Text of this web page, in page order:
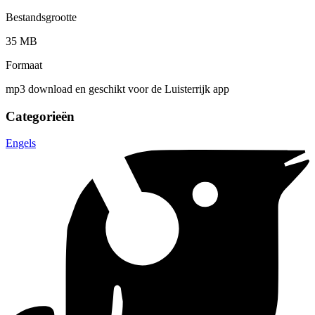
Bestandsgrootte
35 MB
Formaat
mp3 download en geschikt voor de Luisterrijk app
Categorieën
Engels